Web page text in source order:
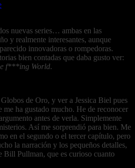
nuevas series… ambas en las
y realmente interesantes, aunque
innovadoras o rompedoras.
bien contadas que daba gusto ver:
f***ing World.
de Oro, y ver a Jessica Biel pues
me ha gustado mucho. He de reconocer
antes de verla. Simplemente
Así me sorprendió para bien. Me
en el segundo o el tercer capítulo, pero
la narración y los pequeños detalles,
Bill Pullman, que es curioso cuanto